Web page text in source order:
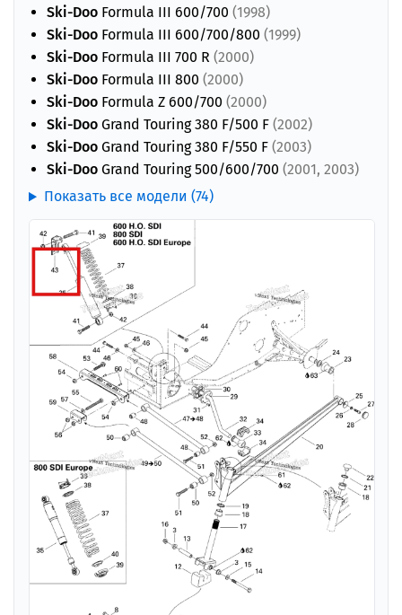
Ski-Doo Formula III 600/700 (1998)
Ski-Doo Formula III 600/700/800 (1999)
Ski-Doo Formula III 700 R (2000)
Ski-Doo Formula III 800 (2000)
Ski-Doo Formula Z 600/700 (2000)
Ski-Doo Grand Touring 380 F/500 F (2002)
Ski-Doo Grand Touring 380 F/550 F (2003)
Ski-Doo Grand Touring 500/600/700 (2001, 2003)
Показать все модели (74)